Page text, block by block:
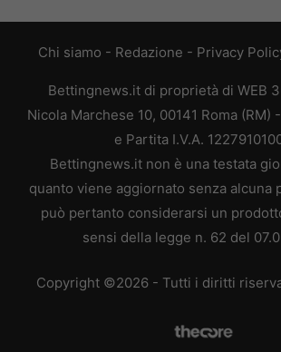
Chi siamo - Redazione - Privacy
Bettingnews.it di proprietà di WEB
Nicola Marchese 10, 00141 Roma (RM)
e Partita I.V.A.
Bettingnews.it non è una testata
quanto viene aggiornato senza alcuna
può pertanto considerarsi un
sensi della legge n. 62 del
Copyright ©2026 - Tutti i diritti